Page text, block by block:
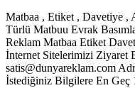
Matbaa , Etiket , Davetiye ,
Türlü Matbuu Evrak
Reklam Matbaa Etiket
İnternet Sitelerimizi Ziyaret
satis@dunyareklam.com
İstediğiniz Bilgilere En Geç